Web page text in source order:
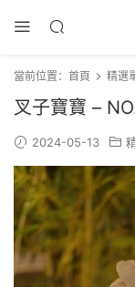
當前位置： 首頁 精選
叉子寶寶 –
2024-05-13